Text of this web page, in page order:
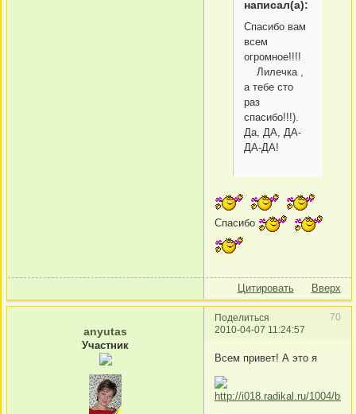
написал(а):
Спасибо вам
всем
огромное!!!!
Лилечка ,
а тебе сто
раз
спасибо!!!).
Да, ДА, ДА-
ДА-ДА!
Спасибо
Цитировать Вверх
Поделиться
70
2010-04-07 11:24:57
anyutas
Участник
Всем привет! А это я